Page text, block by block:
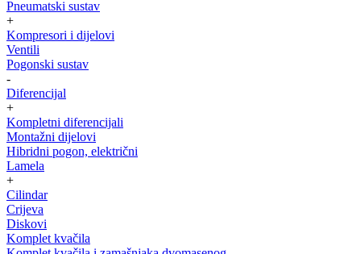
Pneumatski sustav
+
Kompresori i dijelovi
Ventili
Pogonski sustav
-
Diferencijal
+
Kompletni diferencijali
Montažni dijelovi
Hibridni pogon, električni
Lamela
+
Cilindar
Crijeva
Diskovi
Komplet kvačila